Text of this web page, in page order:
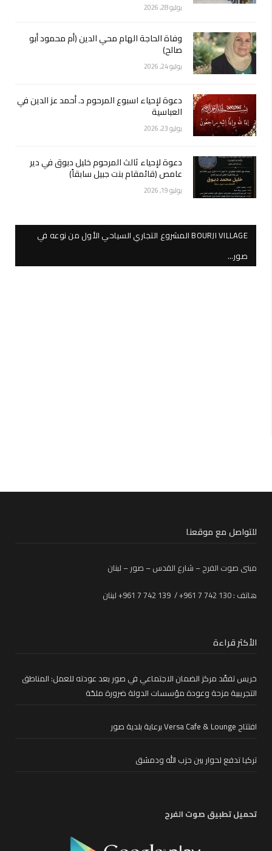
يوليو 28, 2026
وفاة الحاجة الهام محي الدين (أم محمود أبو
صالح)
يوليو 24, 2026
دعوة لإحياء اسبوع المرحوم د. أحمد عز الدين في
العباسية
يوليو 23, 2026
دعوة لإحياء ثالث المرحوم خليل دبوق في دير
عامص (قائمقام بنت جبيل سابقاً)
يوليو 19, 2026
BOURJI VILLAGE المشروع التجاري السياحي الأول من نوعه في
صور…
للتواصل مع موقعنا
مبنى صوت الفرح – شارع القدس – صور – لبنان
هاتف : 130 742 7 961+ / 139 742 7 961+ لبنان
الأكثر قراءة
خريس تفقّد مركز الضمان الاجتماعي في صور بعد عودته للعمل: المناطق
التجريبية مزحة وعودة مؤسسات الدولة ضرورة ملحّة
افتتاح Versa Cafe & Lounge برعاية بلدية صور
تركيا تدفع لحوار بين حزب الله ودمشق
تحميل تطبيق صوت الفرح